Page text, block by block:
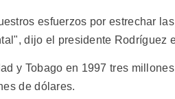
esfuerzos por estrechar
dijo el presidente Rodríguez
y Tobago en 1997 tres
de dólares.